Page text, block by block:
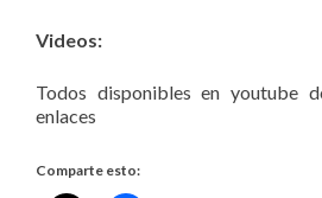
Videos:
Todos disponibles en youtube
enlaces
Comparte esto: